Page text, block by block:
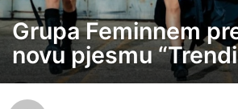
3
g
Grupa Feminnem
novu pjesmu